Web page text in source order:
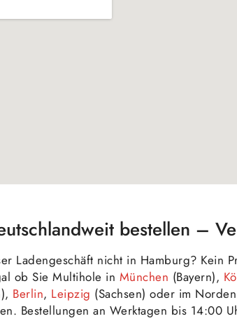
bestellen –
Ladengeschäft nicht in Hamburg? Kein
ob Sie Multihole in München (Bayern),
Berlin, Leipzig (Sachsen) oder im
Bestellungen an Werktagen bis 14:00